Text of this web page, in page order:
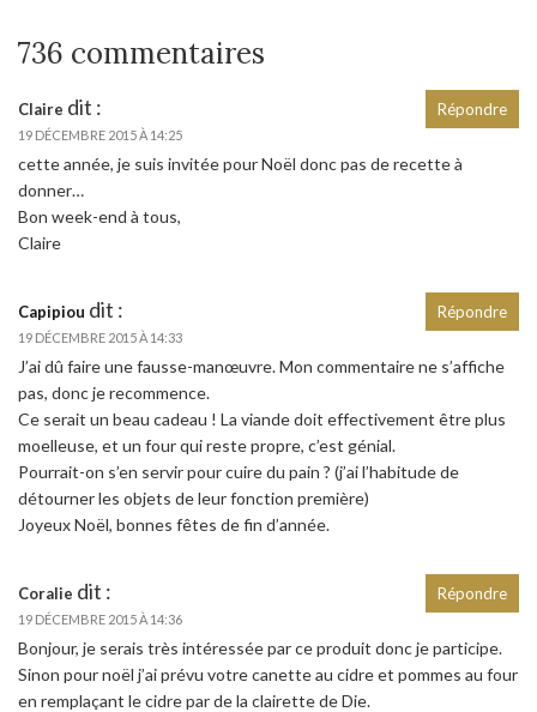
736 commentaires
Claire dit :
19 DÉCEMBRE 2015 À 14:25
cette année, je suis invitée pour Noël donc pas de recette à
donner…
Bon week-end à tous,
Claire
Répondre
Capipiou dit :
19 DÉCEMBRE 2015 À 14:33
J’ai dû faire une fausse-manœuvre. Mon commentaire ne s’affiche
pas, donc je recommence.
Ce serait un beau cadeau ! La viande doit effectivement être plus
moelleuse, et un four qui reste propre, c’est génial.
Pourrait-on s’en servir pour cuire du pain ? (j’ai l’habitude de
détourner les objets de leur fonction première)
Joyeux Noël, bonnes fêtes de fin d’année.
Répondre
Coralie dit :
19 DÉCEMBRE 2015 À 14:36
Bonjour, je serais très intéressée par ce produit donc je participe.
Sinon pour noël j’ai prévu votre canette au cidre et pommes au four
en remplaçant le cidre par de la clairette de Die.
Répondre